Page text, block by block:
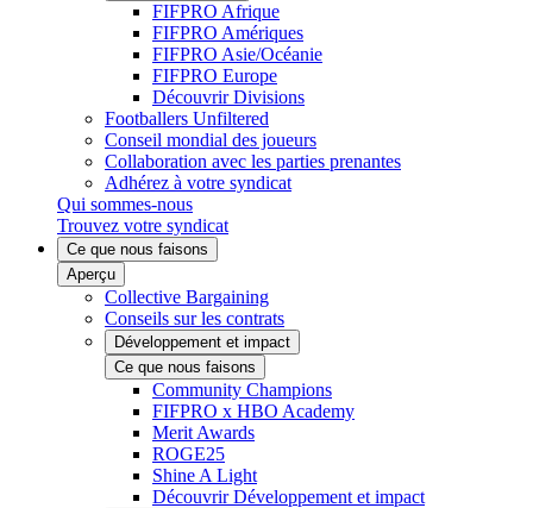
FIFPRO Afrique
FIFPRO Amériques
FIFPRO Asie/Océanie
FIFPRO Europe
Découvrir Divisions
Footballers Unfiltered
Conseil mondial des joueurs
Collaboration avec les parties prenantes
Adhérez à votre syndicat
Qui sommes-nous
Trouvez votre syndicat
Ce que nous faisons
Aperçu
Collective Bargaining
Conseils sur les contrats
Développement et impact
Ce que nous faisons
Community Champions
FIFPRO x HBO Academy
Merit Awards
ROGE25
Shine A Light
Découvrir Développement et impact